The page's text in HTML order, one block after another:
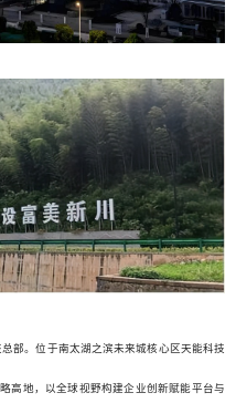
部。位于南太湖之滨未来城核心区天能科技
高地，以全球视野构建企业创新赋能平台与